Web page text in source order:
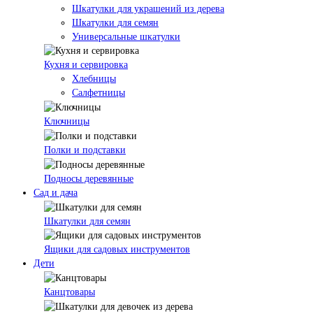
Шкатулки для украшений из дерева
Шкатулки для семян
Универсальные шкатулки
Кухня и сервировка
Хлебницы
Салфетницы
Ключницы
Полки и подставки
Подносы деревянные
Сад и дача
Шкатулки для семян
Ящики для садовых инструментов
Дети
Канцтовары